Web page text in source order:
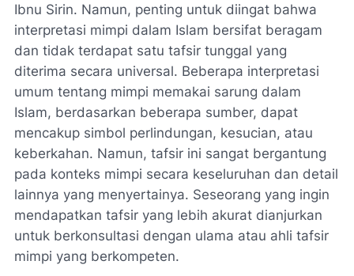
Ibnu Sirin. Namun, penting untuk diingat bahwa
interpretasi mimpi dalam Islam bersifat beragam
dan tidak terdapat satu tafsir tunggal yang
diterima secara universal. Beberapa interpretasi
umum tentang mimpi memakai sarung dalam
Islam, berdasarkan beberapa sumber, dapat
mencakup simbol perlindungan, kesucian, atau
keberkahan. Namun, tafsir ini sangat bergantung
pada konteks mimpi secara keseluruhan dan detail
lainnya yang menyertainya. Seseorang yang ingin
mendapatkan tafsir yang lebih akurat dianjurkan
untuk berkonsultasi dengan ulama atau ahli tafsir
mimpi yang berkompeten.